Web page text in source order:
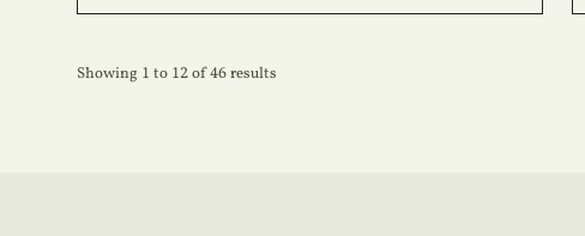
Showing 1 to 12of46results